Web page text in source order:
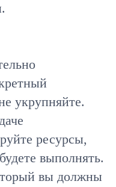
укрупняйте.
ресурсы,
выполнять.
вы должны